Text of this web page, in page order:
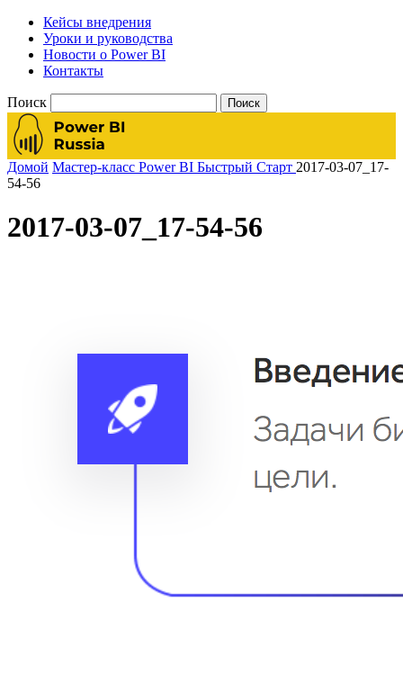
Кейсы внедрения
Уроки и руководства
Новости о Power BI
Контакты
Поиск
Домой Мастер-класс Power BI Быстрый Старт 2017-03-07_17-
54-56
2017-03-07_17-54-56